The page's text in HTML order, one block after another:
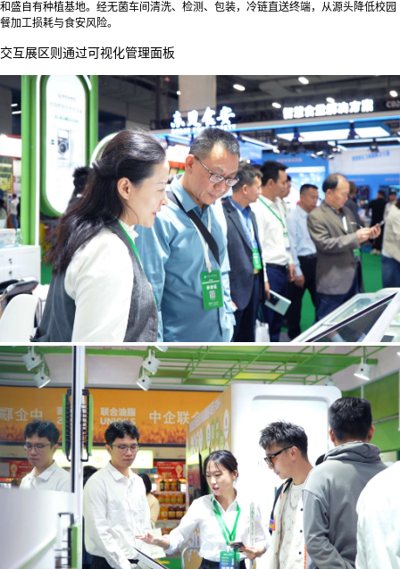
和盛自有种植基地。 经无菌车间清洗、检测、包装， 冷链直送终端， 从源头降低校园
餐加工损耗与食安风险。
交互展区则通过可视化管理面板